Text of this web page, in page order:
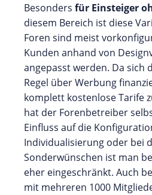
Besonders für Einsteiger
diesem Bereich ist diese
Foren sind meist
Kunden anhand von
angepasst werden. Da sich
Regel über Werbung
komplett kostenlose Tarife
hat der Forenbetreiber
Einfluss auf die
Individualisierung oder bei
Sonderwünschen ist man
eher eingeschränkt. Auch
mit mehreren 1000